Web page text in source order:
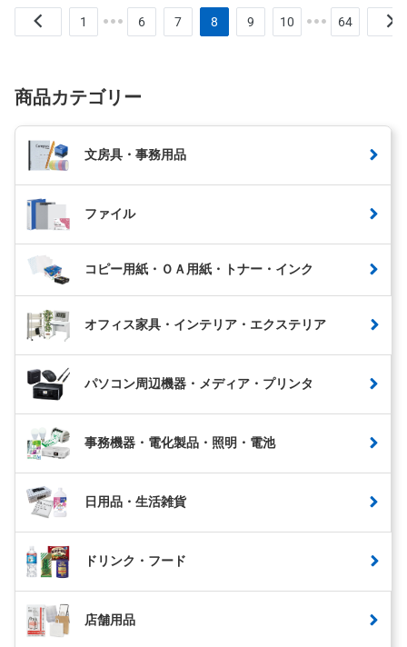
1 6 7 8 9 10 64
商品カテゴリー
文房具・事務用品
ファイル
コピー用紙・ＯＡ用紙・トナー・インク
オフィス家具・インテリア・エクステリア
パソコン周辺機器・メディア・プリンタ
事務機器・電化製品・照明・電池
日用品・生活雑貨
ドリンク・フード
店舗用品